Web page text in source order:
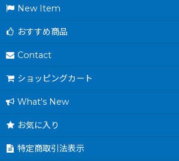
New Item
おすすめ商品
Contact
ショッピングカート
What's New
お気に入り
特定商取引法表示